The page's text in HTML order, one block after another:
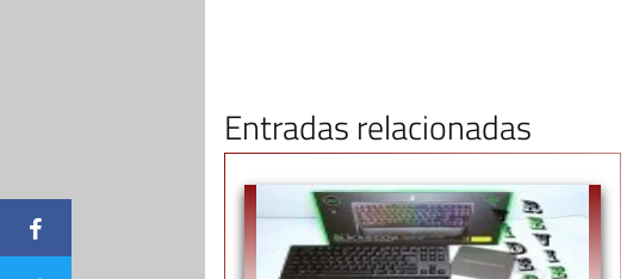
Entradas relacionadas